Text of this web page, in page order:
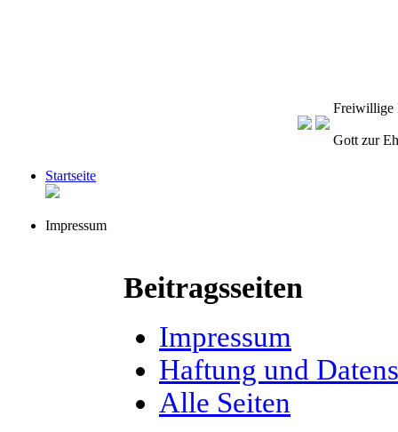
Freiwillige
Gott zur
Startseite
Impressum
Beitragsseiten
Impressum
Haftung und
Alle Seiten